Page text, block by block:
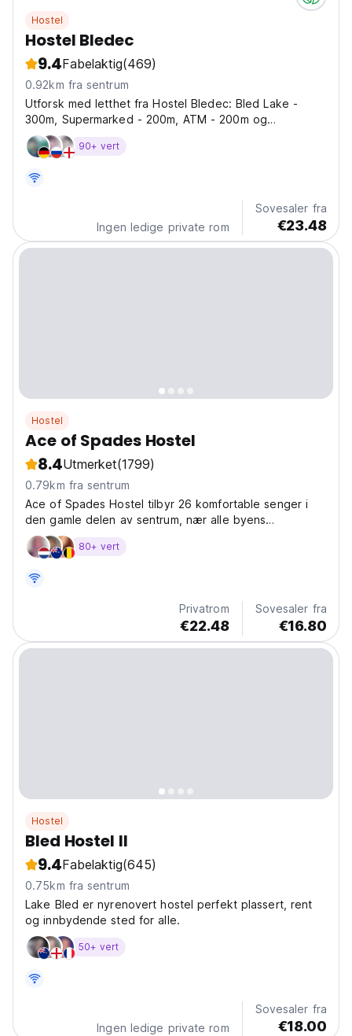
Hostel
Hostel Bledec
9.4Fabelaktig(469)
0.92km fra sentrum
Utforsk med letthet fra Hostel Bledec: Bled Lake -
300m, Supermarked - 200m, ATM - 200m og
busstasjon (Bled-main) - 200m.
90+ vert
Ingen ledige private rom
Sovesaler fra
€23.48
Hostel
Ace of Spades Hostel
8.4Utmerket(1799)
0.79km fra sentrum
Ace of Spades Hostel tilbyr 26 komfortable senger i
den gamle delen av sentrum, nær alle byens
attraksjoner og hovedområdet.
80+ vert
Privatrom
€22.48
Sovesaler fra
€16.80
Hostel
Bled Hostel II
9.4Fabelaktig(645)
0.75km fra sentrum
Lake Bled er nyrenovert hostel perfekt plassert, rent
og innbydende sted for alle.
50+ vert
Ingen ledige private rom
Sovesaler fra
€18.00